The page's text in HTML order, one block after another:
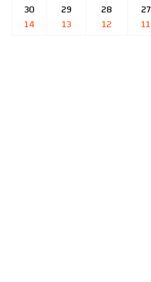
27
11
28
12
29
13
30
14